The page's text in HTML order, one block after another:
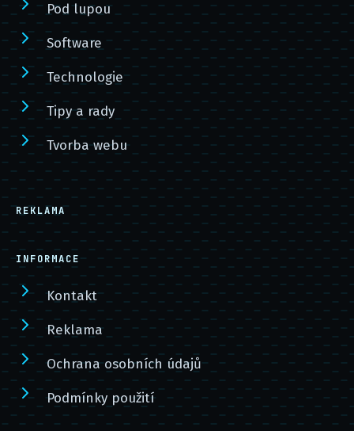
Pod lupou
Software
Technologie
Tipy a rady
Tvorba webu
REKLAMA
INFORMACE
Kontakt
Reklama
Ochrana osobních údajů
Podmínky použití